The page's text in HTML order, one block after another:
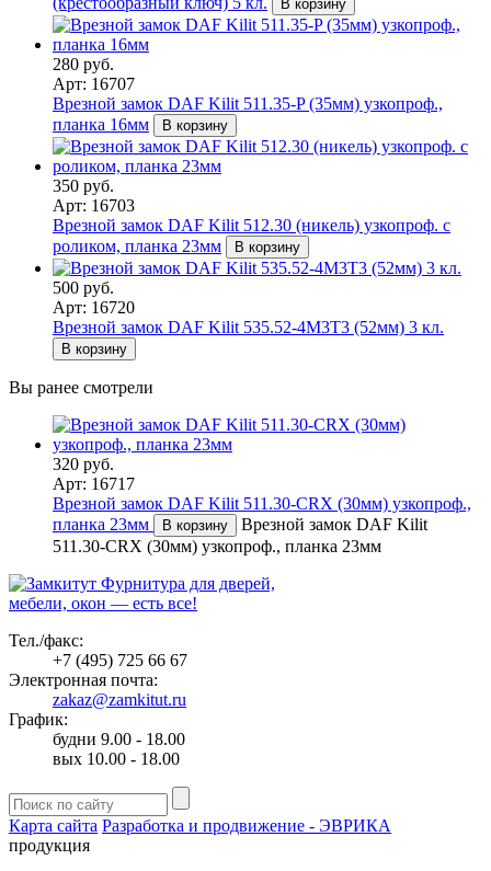
В корзину
280 руб.
Арт: 16707
Врезной замок DAF Kilit 511.35-P (35мм) узкопроф.,
планка 16мм
В корзину
350 руб.
Арт: 16703
Врезной замок DAF Kilit 512.30 (никель) узкопроф. с
роликом, планка 23мм
В корзину
500 руб.
Арт: 16720
Врезной замок DAF Kilit 535.52-4M3T3 (52мм) 3 кл.
В корзину
Вы ранее смотрели
320 руб.
Арт: 16717
Врезной замок DAF Kilit 511.30-CRX (30мм) узкопроф.,
планка 23мм
В корзину
Врезной замок DAF Kilit
511.30-CRX (30мм) узкопроф., планка 23мм
Фурнитура для дверей,
мебели, окон — есть все!
Тел./факс:
+7 (495) 725 66 67
Электронная почта:
zakaz@zamkitut.ru
График:
будни 9.00 - 18.00
вых 10.00 - 18.00
Карта сайта Разработка и продвижение - ЭВРИКА
продукция